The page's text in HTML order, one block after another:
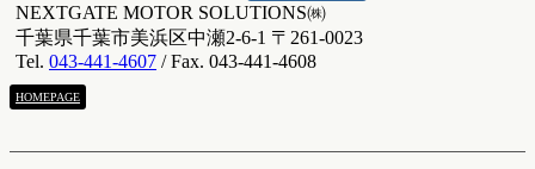
NEXTGATE MOTOR SOLUTIONS㈱
千葉県千葉市美浜区中瀬2-6-1 〒261-0023
Tel. 043-441-4607 / Fax. 043-441-4608
HOMEPAGE